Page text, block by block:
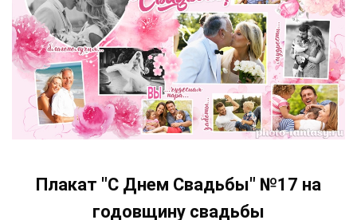
Плакат "С Днем Свадьбы" №17 на
годовщину свадьбы